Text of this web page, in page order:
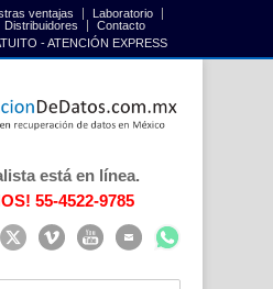
ventajas
Laboratorio
Distribuidores
Contacto
- ATENCIÓN EXPRESS
está en línea.
55-4522-9785